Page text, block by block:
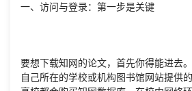
一、访问与登录：第一步是关键
要想下载知网的论文，首先你得能进去
自己所在的学校或机构图书馆网站提供